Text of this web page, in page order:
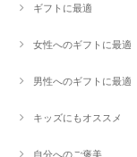
ギフトに最適
女性へのギフトに最適
男性へのギフトに最適
キッズにもオススメ
自分へのご褒美